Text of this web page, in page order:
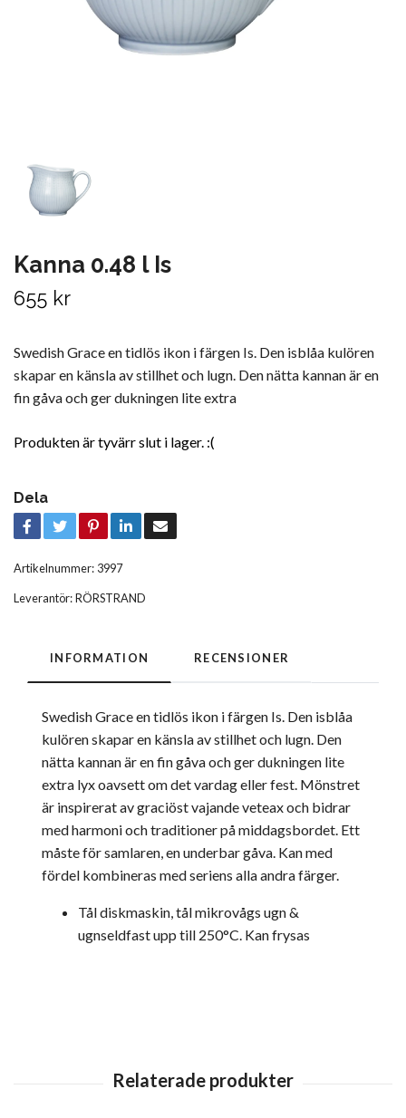
Kanna 0.48 l Is
655 kr
Swedish Grace en tidlös ikon i färgen Is. Den isblåa kulören
skapar en känsla av stillhet och lugn. Den nätta kannan är en
fin gåva och ger dukningen lite extra
Produkten är tyvärr slut i lager. :(
Dela
Artikelnummer: 3997
Leverantör:RÖRSTRAND
INFORMATION RECENSIONER
Swedish Grace en tidlös ikon i färgen Is. Den isblåa
kulören skapar en känsla av stillhet och lugn. Den
nätta kannan är en fin gåva och ger dukningen lite
extra lyx oavsett om det vardag eller fest. Mönstret
är inspirerat av graciöst vajande veteax och bidrar
med harmoni och traditioner på middagsbordet. Ett
måste för samlaren, en underbar gåva. Kan med
fördel kombineras med seriens alla andra färger.
Tål diskmaskin, tål mikrovågs ugn &
ugnseldfast upp till 250°C. Kan frysas